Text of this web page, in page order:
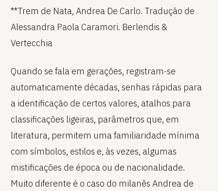
**Trem de Nata, Andrea De Carlo. Tradução de
Alessandra Paola Caramori. Berlendis &
Vertecchia
Quando se fala em gerações, registram-se
automaticamente décadas, senhas rápidas para
a identificação de certos valores, atalhos para
classificações ligeiras, parâmetros que, em
literatura, permitem uma familiaridade mínima
com símbolos, estilos e, às vezes, algumas
mistificações de época ou de nacionalidade.
Muito diferente é o caso do milanês Andrea de